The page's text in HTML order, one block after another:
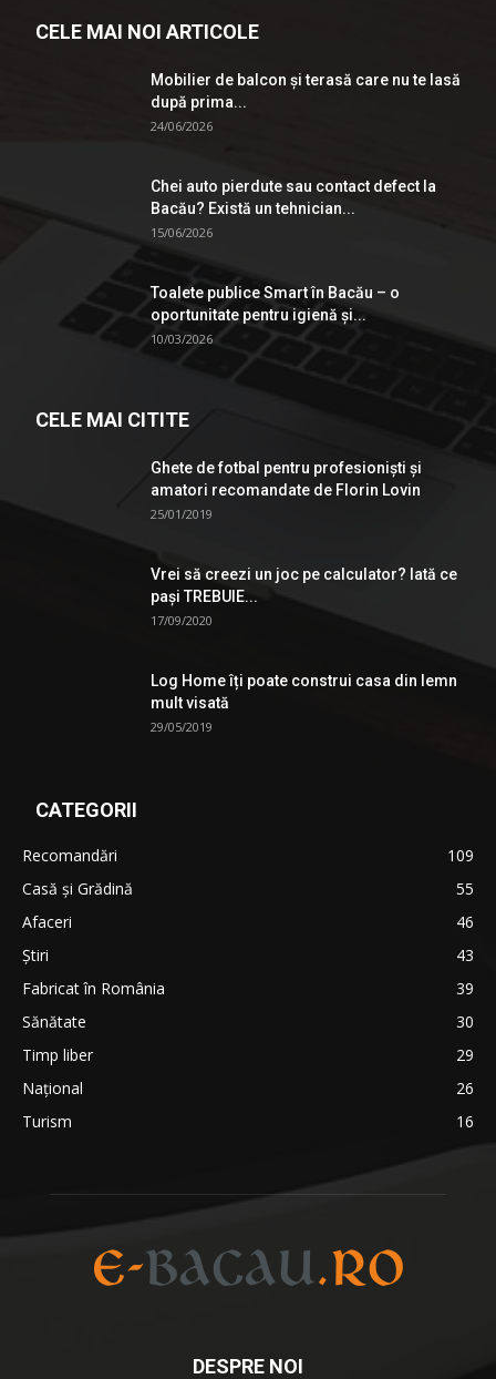
CELE MAI NOI ARTICOLE
Mobilier de balcon și terasă care nu te lasă
după prima...
24/06/2026
Chei auto pierdute sau contact defect la
Bacău? Există un tehnician...
15/06/2026
Toalete publice Smart în Bacău – o
oportunitate pentru igienă şi...
10/03/2026
CELE MAI CITITE
Ghete de fotbal pentru profesionişti şi
amatori recomandate de Florin Lovin
25/01/2019
Vrei să creezi un joc pe calculator? Iată ce
pași TREBUIE...
17/09/2020
Log Home îți poate construi casa din lemn
mult visată
29/05/2019
CATEGORII
Recomandări
109
Casă şi Grădină
55
Afaceri
46
Ştiri
43
Fabricat în România
39
Sănătate
30
Timp liber
29
Național
26
Turism
16
DESPRE NOI